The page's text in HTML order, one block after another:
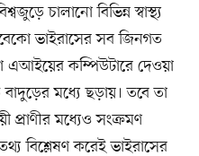
চালানো বিভিন্ন স্বাস্থ্য
ভাইরাসের সব জিনগত
এআইয়ের কম্পিউটারে দেওয়া
মধ্যে ছড়ায়। তবে তা
প্রাণীর মধ্যেও সংক্রমণ
বিশ্লেষণ করেই ভাইরাসের